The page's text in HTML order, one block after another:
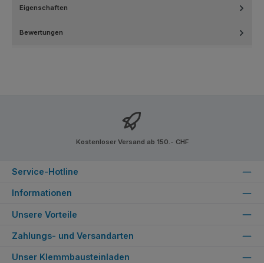
Eigenschaften
Bewertungen
Kostenloser Versand ab 150.- CHF
Service-Hotline
Informationen
Unsere Vorteile
Zahlungs- und Versandarten
Unser Klemmbausteinladen